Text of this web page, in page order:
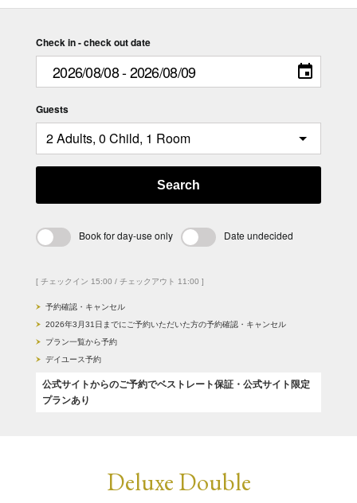
Check in - check out date
Guests
Search
Book for day-use only Date undecided
[ チェックイン 15:00 / チェックアウト 11:00 ]
予約確認・キャンセル
2026年3月31日までにご予約いただいた方の予約確認・キャンセル
プラン一覧から予約
デイユース予約
公式サイトからのご予約でベストレート保証・公式サイト限定
プランあり
Deluxe Double